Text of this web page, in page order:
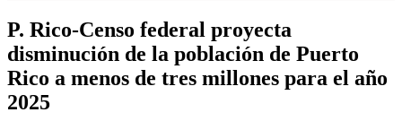
P. Rico-Censo federal proyecta
disminución de la población de Puerto
Rico a menos de tres millones para el año
2025